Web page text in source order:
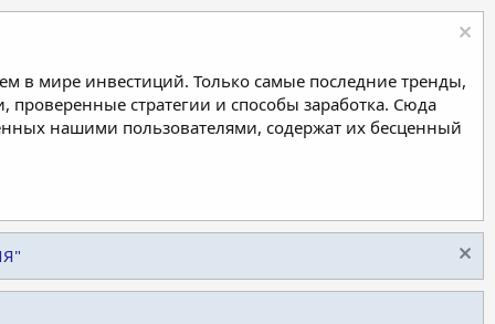
в мире инвестиций. Только самые последние тренды,
стратегии и способы заработка. Сюда
нашими пользователями, содержат их бесценный